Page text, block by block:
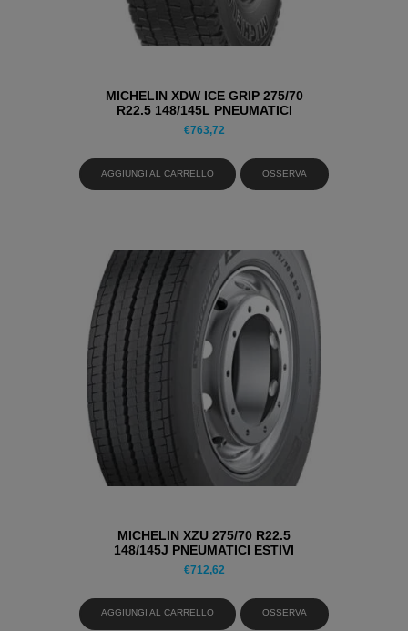
MICHELIN XDW ICE GRIP 275/70
R22.5 148/145L PNEUMATICI
INVERNALI
€763,72
AGGIUNGI AL CARRELLO OSSERVA
MICHELIN XZU 275/70 R22.5
148/145J PNEUMATICI ESTIVI
€712,62
AGGIUNGI AL CARRELLO OSSERVA